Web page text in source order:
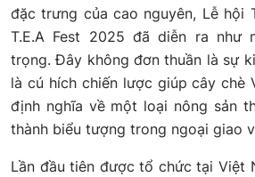
đặc trưng của cao nguyên, Lễ hội
T.E.A Fest 2025 đã diễn ra như
trọng. Đây không đơn thuần là sự
là cú hích chiến lược giúp cây chè
định nghĩa về một loại nông sản
thành biểu tượng trong ngoại giao
Lần đầu tiên được tổ chức tại Việt